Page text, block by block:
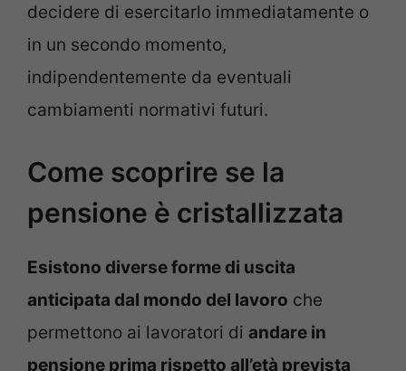
decidere di esercitarlo immediatamente o
in un secondo momento,
indipendentemente da eventuali
cambiamenti normativi futuri.
Come scoprire se la
pensione è cristallizzata
Esistono diverse forme di uscita
anticipata dal mondo del lavoro che
permettono ai lavoratori di andare in
pensione prima rispetto all’età prevista